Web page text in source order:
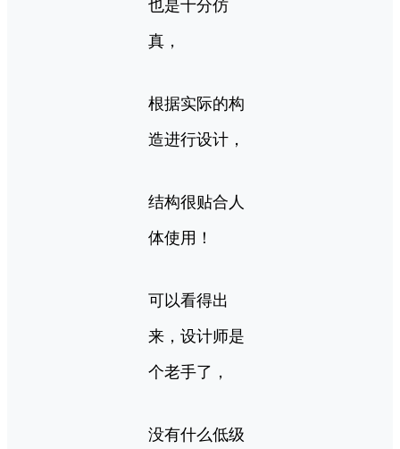
也是十分仿
真，
根据实际的构
造进行设计，
结构很贴合人
体使用！
可以看得出
来，设计师是
个老手了，
没有什么低级